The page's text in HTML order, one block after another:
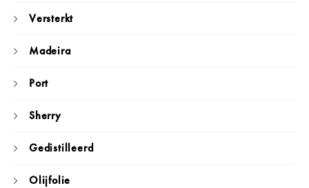
Versterkt
Madeira
Port
Sherry
Gedistilleerd
Olijfolie